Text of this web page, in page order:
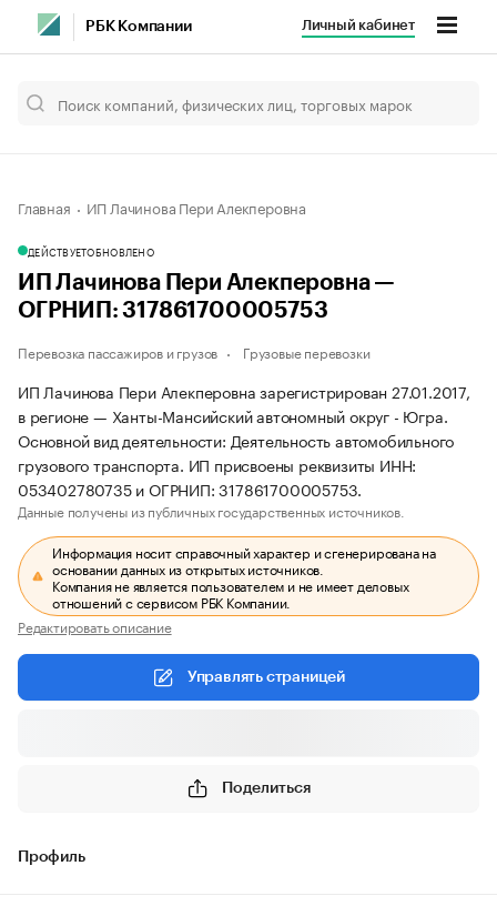
РБК Компании Личный кабинет
Главная ИП Лачинова Пери Алекперовна
ДЕЙСТВУЕТОБНОВЛЕНО
ИП Лачинова Пери Алекперовна —
ОГРНИП: 317861700005753
Перевозка пассажиров и грузов Грузовые перевозки
ИП Лачинова Пери Алекперовна зарегистрирован 27.01.2017,
в регионе — Ханты-Мансийский автономный округ - Югра.
Основной вид деятельности: Деятельность автомобильного
грузового транспорта. ИП присвоены реквизиты ИНН:
053402780735 и ОГРНИП: 317861700005753.
Данные получены из публичных государственных источников.
Информация носит справочный характер и сгенерирована на
основании данных из открытых источников.
Компания не является пользователем и не имеет деловых
отношений с сервисом РБК Компании.
Редактировать описание
Управлять страницей
Поделиться
Профиль